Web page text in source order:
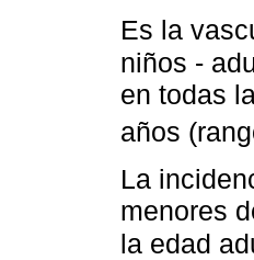
Es la
niños -
en todas
años
La
menores
la edad